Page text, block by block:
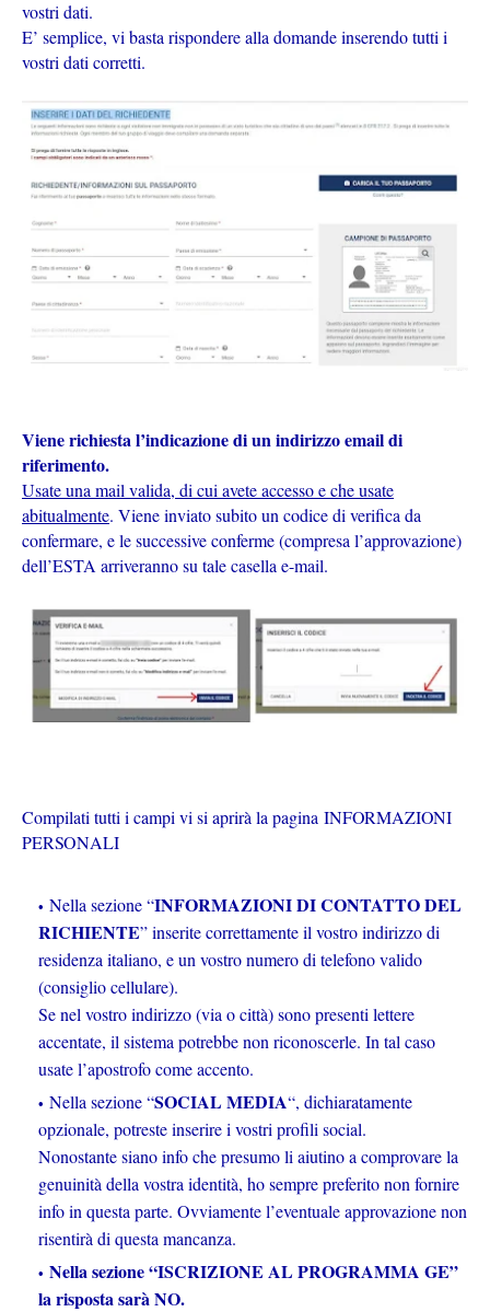
vostri dati.
E’ semplice, vi basta rispondere alla domande inserendo tutti i
vostri dati corretti.
Viene richiesta l’indicazione di un indirizzo email di
riferimento.
Usate una mail valida, di cui avete accesso e che usate
abitualmente. Viene inviato subito un codice di verifica da
confermare, e le successive conferme (compresa l’approvazione)
dell’ESTA arriveranno su tale casella e-mail.
Compilati tutti i campi vi si aprirà la pagina INFORMAZIONI
PERSONALI
Nella sezione “INFORMAZIONI DI CONTATTO DEL
RICHIENTE” inserite correttamente il vostro indirizzo di
residenza italiano, e un vostro numero di telefono valido
(consiglio cellulare).
Se nel vostro indirizzo (via o città) sono presenti lettere
accentate, il sistema potrebbe non riconoscerle. In tal caso
usate l’apostrofo come accento.
Nella sezione “SOCIAL MEDIA“, dichiaratamente
opzionale, potreste inserire i vostri profili social.
Nonostante siano info che presumo li aiutino a comprovare la
genuinità della vostra identità, ho sempre preferito non fornire
info in questa parte. Ovviamente l’eventuale approvazione non
risentirà di questa mancanza.
Nella sezione “ISCRIZIONE AL PROGRAMMA GE”
la risposta sarà NO.